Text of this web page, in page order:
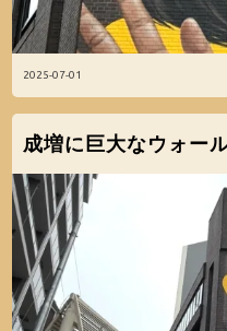
2025-07-01
成増に巨大なウォー